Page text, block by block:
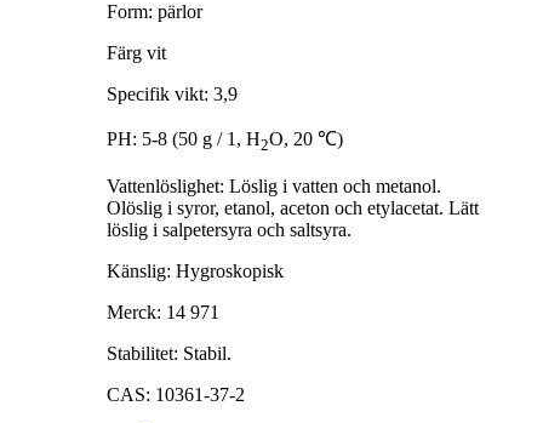
Form: pärlor
Färg vit
Specifik vikt: 3,9
PH: 5-8 (50 g / 1, H2O, 20 ℃)
Vattenlöslighet: Löslig i vatten och metanol.
Olöslig i syror, etanol, aceton och etylacetat. Lätt
löslig i salpetersyra och saltsyra.
Känslig: Hygroskopisk
Merck: 14 971
Stabilitet: Stabil.
CAS: 10361-37-2